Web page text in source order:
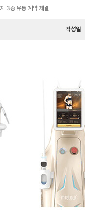
3종 유통 계약 체결
작성일